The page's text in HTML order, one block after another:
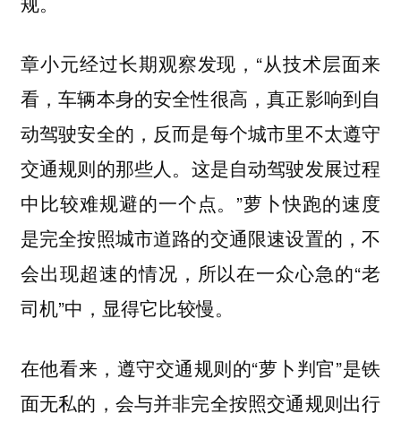
章小元经过长期观察发现，“从技术层面来
看，车辆本身的安全性很高，真正影响到自
动驾驶安全的，反而是每个城市里不太遵守
交通规则的那些人。 这是自动驾驶发展过程
中比较难规避的一个点。”萝卜快跑的速度
是完全按照城市道路的交通限速设置的，不
会出现超速的情况，所以在一众心急的“老
司机”中，显得它比较慢。
在他看来，遵守交通规则的“萝卜判官”是铁
面无私的，会与并非完全按照交通规则出行